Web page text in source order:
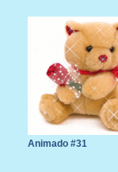
Animado #31